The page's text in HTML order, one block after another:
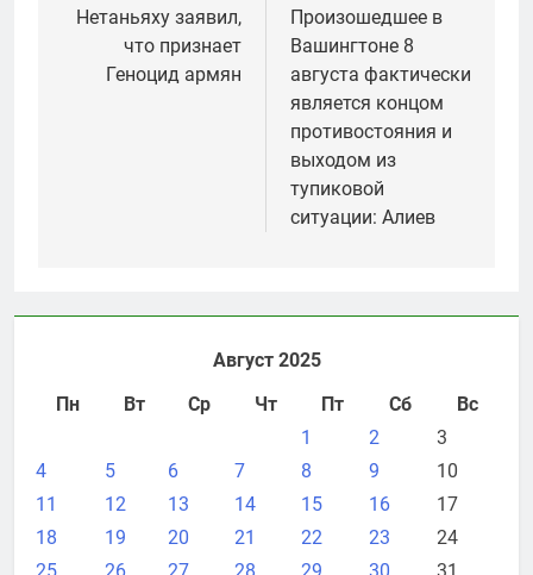
по
записям
Нетаньяху заявил,
что признает
Геноцид армян
Произошедшее в
Вашингтоне 8
августа фактически
является концом
противостояния и
выходом из
тупиковой
ситуации: Алиев
Август 2025
Пн
Вт Ср Чт Пт Сб
Вс
1
2
3
4
5 6 7 8 9
10
11
12 13 14 15 16
17
18
19 20 21 22 23
24
25
26 27 28 29 30 31